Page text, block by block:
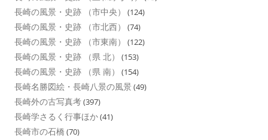
長崎の風景・史跡 （市中央） (124)
長崎の風景・史跡 （市北西） (74)
長崎の風景・史跡 （市東南） (122)
長崎の風景・史跡 （県 北） (153)
長崎の風景・史跡 （県 南） (154)
長崎名勝図絵・長崎八景の風景 (49)
長崎外の古写真考(397)
長崎学さるく行事ほか(41)
長崎市の石橋 (70)